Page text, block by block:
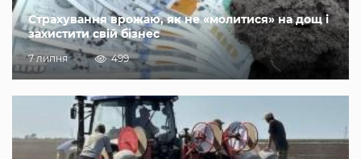
Страхування врожаю, як не «молитися» на дощ і
захистити свій бізнес
7 липня 499